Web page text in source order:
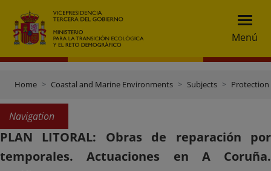
Menú
Home Coastal and Marine Environments Subjects
Navigation
PLAN LITORAL: Obras de reparación por
temporales. Actuaciones en A Coruña.